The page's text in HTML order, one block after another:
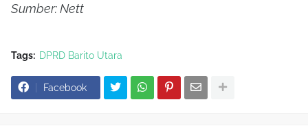
Sumber: Nett
Tags: DPRD Barito Utara
Facebook